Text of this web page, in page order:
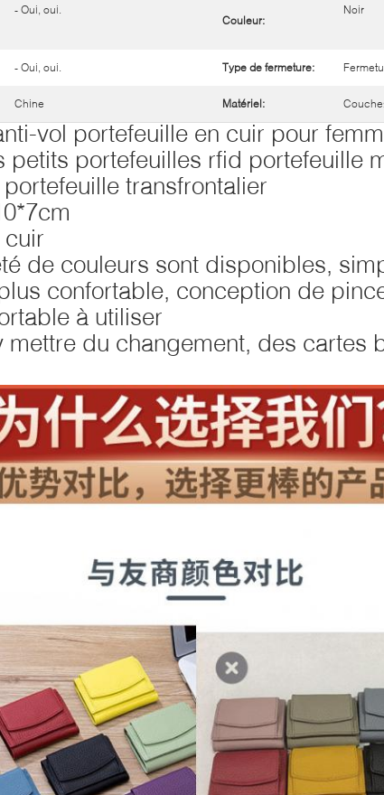
- Oui, oui.
Couleur:
Noir
- Oui, oui. Type de fermeture:
Chine Matériel:
vol portefeuille en cuir pour
petits portefeuilles rfid portefeuille
transfrontalier
cuir
de couleurs sont disponibles,
confortable, conception de
à utiliser
mettre du changement, des cartes